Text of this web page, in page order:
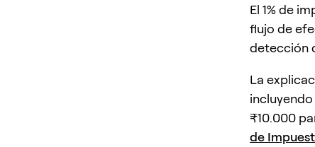
El 1% de
flujo de
detección
La
₹10.000
de